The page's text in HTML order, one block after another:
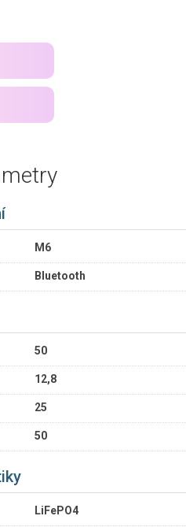
M6
Bluetooth
50
12,8
25
50
LiFePO4